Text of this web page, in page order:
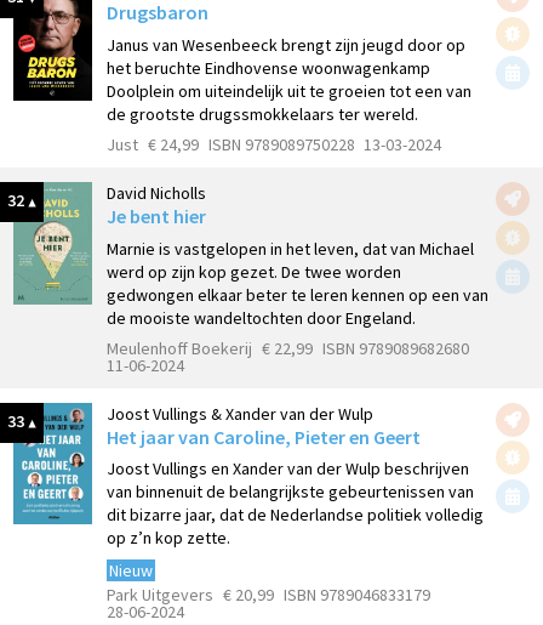
Drugsbaron
Janus van Wesenbeeck brengt zijn jeugd door op
het beruchte Eindhovense woonwagenkamp
Doolplein om uiteindelijk uit te groeien tot een van
de grootste drugssmokkelaars ter wereld.
Just € 24,99 ISBN 9789089750228 13-03-2024
32 David Nicholls
Je bent hier
Marnie is vastgelopen in het leven, dat van Michael
werd op zijn kop gezet. De twee worden
gedwongen elkaar beter te leren kennen op een van
de mooiste wandeltochten door Engeland.
Meulenhoff Boekerij € 22,99 ISBN 9789089682680
11-06-2024
33 Joost Vullings & Xander van der Wulp
Het jaar van Caroline, Pieter en Geert
Joost Vullings en Xander van der Wulp beschrijven
van binnenuit de belangrijkste gebeurtenissen van
dit bizarre jaar, dat de Nederlandse politiek volledig
op z’n kop zette.
Nieuw
Park Uitgevers € 20,99 ISBN 9789046833179
28-06-2024